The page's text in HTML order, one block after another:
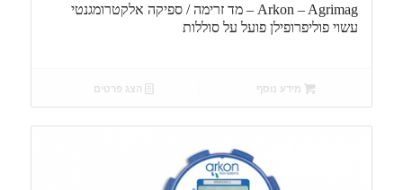
Arkon – Agrimag – מד זרימה / ספיקה אלקטרומגנטי
עשוי פוליפרופילן פועל על סוללות
מידע נוסף הצג פרטים